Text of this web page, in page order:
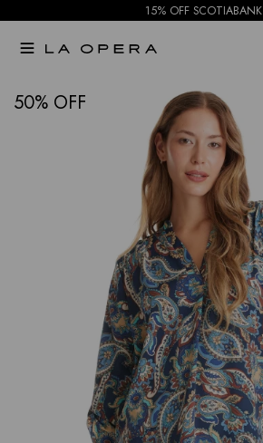
15% OFF SCOTIABANK

50 NOTIFICARME